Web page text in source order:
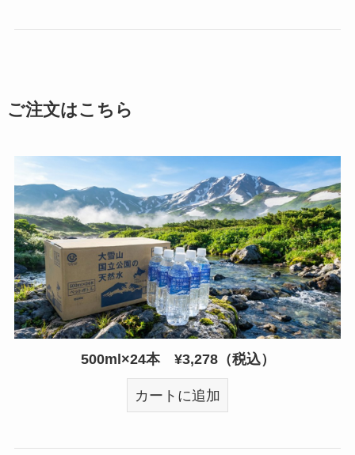
ご注文はこちら
500ml×24本 ¥3,278（税込）
カートに追加